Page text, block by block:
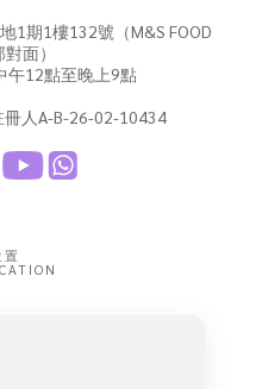
1期1樓132號（M&S FOOD
面）
午12點至晚上9點
人A-B-26-02-10434
置